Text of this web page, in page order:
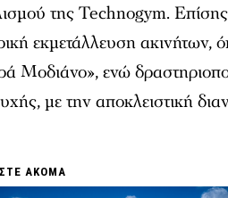
της Technogym. Επίσης
εκμετάλλευση
Μοδιάνο», ενώ
με την αποκλειστική
ΑΚΟΜΑ